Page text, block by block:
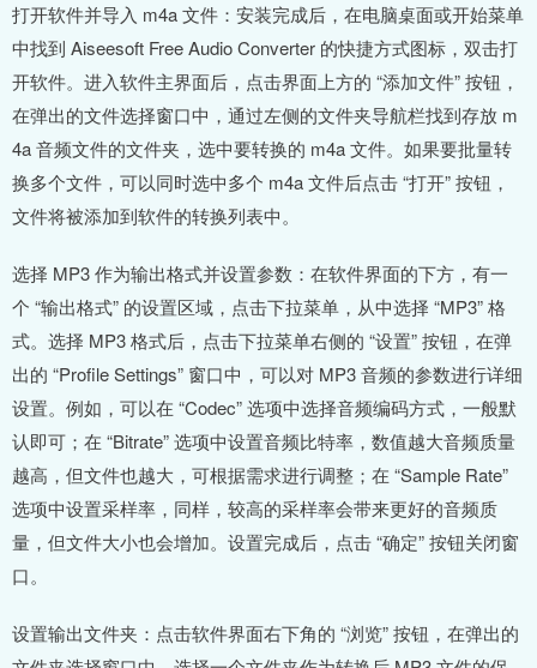
打开软件并导入 m4a 文件：安装完成后，在电脑桌面或开始菜单
中找到 Aiseesoft Free Audio Converter 的快捷方式图标，双击打
开软件。进入软件主界面后，点击界面上方的 “添加文件” 按钮，
在弹出的文件选择窗口中，通过左侧的文件夹导航栏找到存放 m
4a 音频文件的文件夹，选中要转换的 m4a 文件。如果要批量转
换多个文件，可以同时选中多个 m4a 文件后点击 “打开” 按钮，
文件将被添加到软件的转换列表中。
选择 MP3 作为输出格式并设置参数：在软件界面的下方，有一
个 “输出格式” 的设置区域，点击下拉菜单，从中选择 “MP3” 格
式。选择 MP3 格式后，点击下拉菜单右侧的 “设置” 按钮，在弹
出的 “Profile Settings” 窗口中，可以对 MP3 音频的参数进行详细
设置。例如，可以在 “Codec” 选项中选择音频编码方式，一般默
认即可；在 “Bitrate” 选项中设置音频比特率，数值越大音频质量
越高，但文件也越大，可根据需求进行调整；在 “Sample Rate”
选项中设置采样率，同样，较高的采样率会带来更好的音频质
量，但文件大小也会增加。设置完成后，点击 “确定” 按钮关闭窗
口。
设置输出文件夹：点击软件界面右下角的 “浏览” 按钮，在弹出的